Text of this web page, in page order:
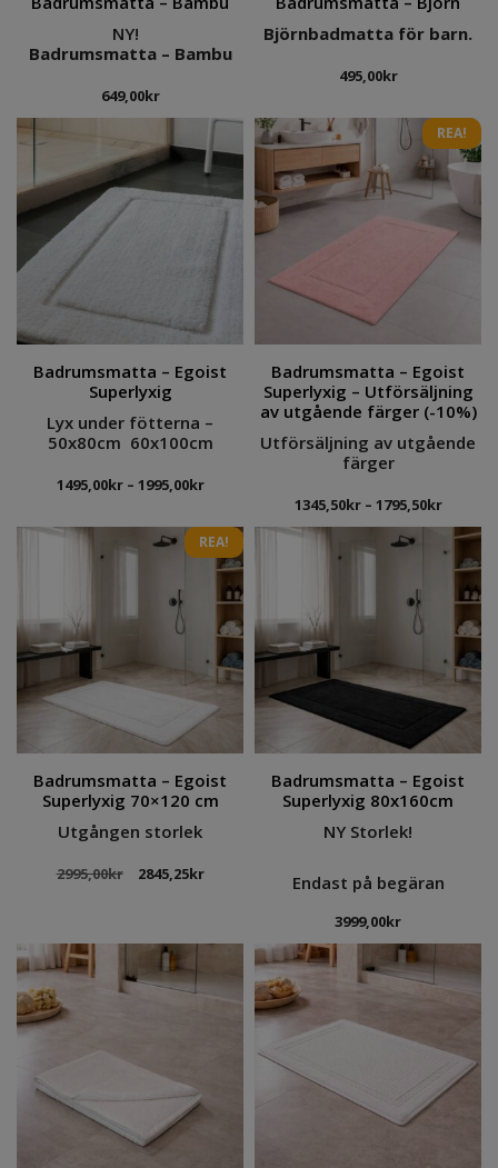
NY!
Badrumsmatta – Bambu
649,00kr
Björnbadmatta för barn.
495,00kr
Badrumsmatta – Egoist
Superlyxig
Lyx under fötterna –
50x80cm 60x100cm
1495,00kr – 1995,00krPrisintervall:
till
1995,00kr
REA!
Badrumsmatta – Egoist
Superlyxig – Utförsäljning
av utgående färger (-10%)
Utförsäljning av utgående
färger
1345,50kr – 1795,50kr
till
REA!
Badrumsmatta – Egoist
Superlyxig 70×120 cm
Utgången storlek
2995,00kr
Det
2995,00kr.
2845,25krDet
2845,25kr.
Badrumsmatta – Egoist
Superlyxig 80x160cm
NY Storlek!
Endast på begäran
3999,00kr